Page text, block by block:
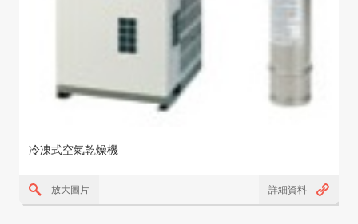
冷凍式空氣乾燥機
放大圖片 詳細資料